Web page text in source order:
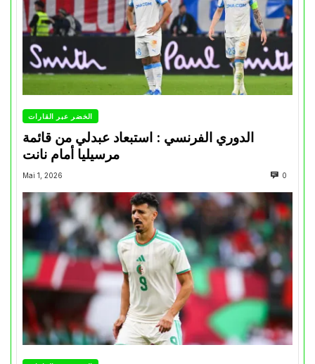
الخضر عبر القارات
الدوري الفرنسي : استبعاد عبدلي من قائمة
مرسيليا أمام نانت
Mai 1, 2026 0